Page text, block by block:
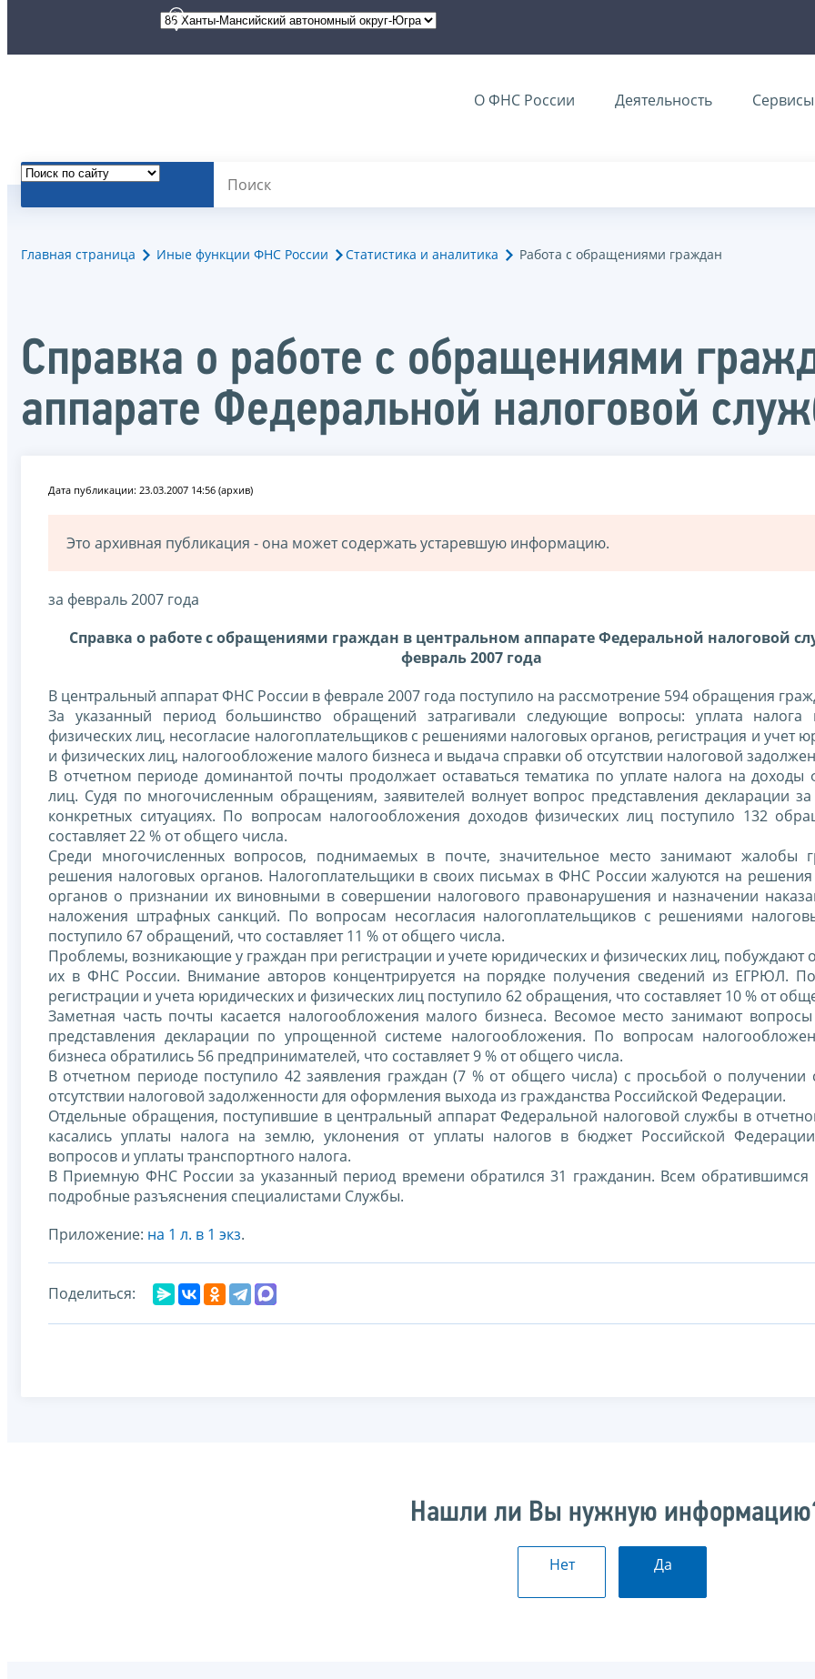
О ФНС России Деятельность Сервисы
Главная страница Иные функции ФНС России Статистика и аналитика Работа с обращениями граждан
Справка о работе с обращениями
аппарате Федеральной налоговой
Дата публикации: 23.03.2007 14:56 (архив)
Это архивная публикация - она может содержать устаревшую информацию.
за февраль 2007 года
Справка о работе с обращениями граждан в центральном аппарате Федеральной налоговой
февраль 2007 года
В центральный аппарат ФНС России в феврале 2007 года поступило на рассмотрение 594 обращения
За указанный период большинство обращений затрагивали следующие вопросы: уплата налога
физических лиц, несогласие налогоплательщиков с решениями налоговых органов, регистрация и учет
и физических лиц, налогообложение малого бизнеса и выдача справки об отсутствии налоговой
В отчетном периоде доминантой почты продолжает оставаться тематика по уплате налога на доходы
лиц. Судя по многочисленным обращениям, заявителей волнует вопрос представления декларации
конкретных ситуациях. По вопросам налогообложения доходов физических лиц поступило 132
составляет 22 % от общего числа.
Среди многочисленных вопросов, поднимаемых в почте, значительное место занимают жалобы
решения налоговых органов. Налогоплательщики в своих письмах в ФНС России жалуются на
органов о признании их виновными в совершении налогового правонарушения и назначении
наложения штрафных санкций. По вопросам несогласия налогоплательщиков с решениями
поступило 67 обращений, что составляет 11 % от общего числа.
Проблемы, возникающие у граждан при регистрации и учете юридических и физических лиц, побуждают
их в ФНС России. Внимание авторов концентрируется на порядке получения сведений из ЕГРЮЛ.
регистрации и учета юридических и физических лиц поступило 62 обращения, что составляет 10 % от
Заметная часть почты касается налогообложения малого бизнеса. Весомое место занимают
представления декларации по упрощенной системе налогообложения. По вопросам
бизнеса обратились 56 предпринимателей, что составляет 9 % от общего числа.
В отчетном периоде поступило 42 заявления граждан (7 % от общего числа) с просьбой о получении
отсутствии налоговой задолженности для оформления выхода из гражданства Российской Федерации.
Отдельные обращения, поступившие в центральный аппарат Федеральной налоговой службы в
касались уплаты налога на землю, уклонения от уплаты налогов в бюджет Российской
вопросов и уплаты транспортного налога.
В Приемную ФНС России за указанный период времени обратился 31 гражданин. Всем
подробные разъяснения специалистами Службы.
Приложение: на 1 л. в 1 экз.
Поделиться:
Нашли ли Вы нужную
Нет Да